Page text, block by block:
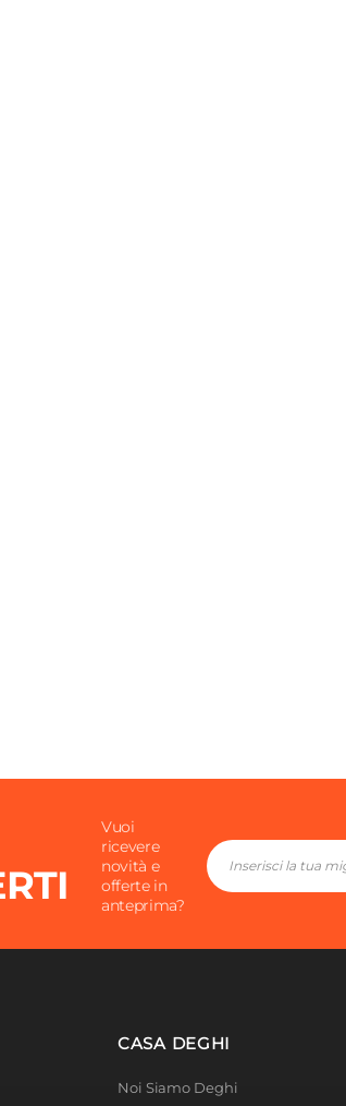
Vuoi
ricevere
novità e
offerte in
anteprima?
CASA DEGHI
Noi Siamo Deghi